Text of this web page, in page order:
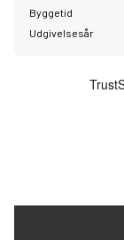
Byggetid
Udgivelsesår